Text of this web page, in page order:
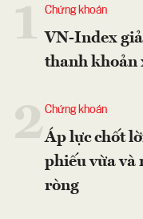
Chứng khoán
VN-Index
thanh khoản
2Chứng khoán
Áp lực chốt
phiếu vừa và
ròng